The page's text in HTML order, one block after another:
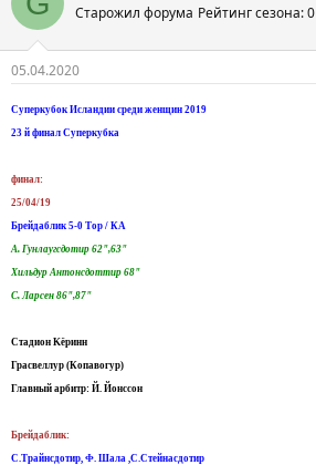
Старожил форума Рейтинг сезона: 0
05.04.2020
Суперкубок Исландии среди женщин 2019
23 й финал Суперкубка
финал:
25/04/19
Брейдаблик 5-0 Тор / КА
А. Гунлаугсдотир 62",63"
Хильдур Антонсдоттир 68"
С. Ларсен 86",87"
Стадион Kёринн
Грасвеллур (Копавогур)
Главный арбитр: Й. Йонссон
Брейдаблик:
С.Трайнсдотир, Ф. Шала ,С.Стейнасдотир